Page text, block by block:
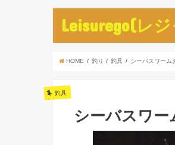
Leisurego(レ
HOME 釣り 釣具 シーバスワーム
釣具
シーバスワー